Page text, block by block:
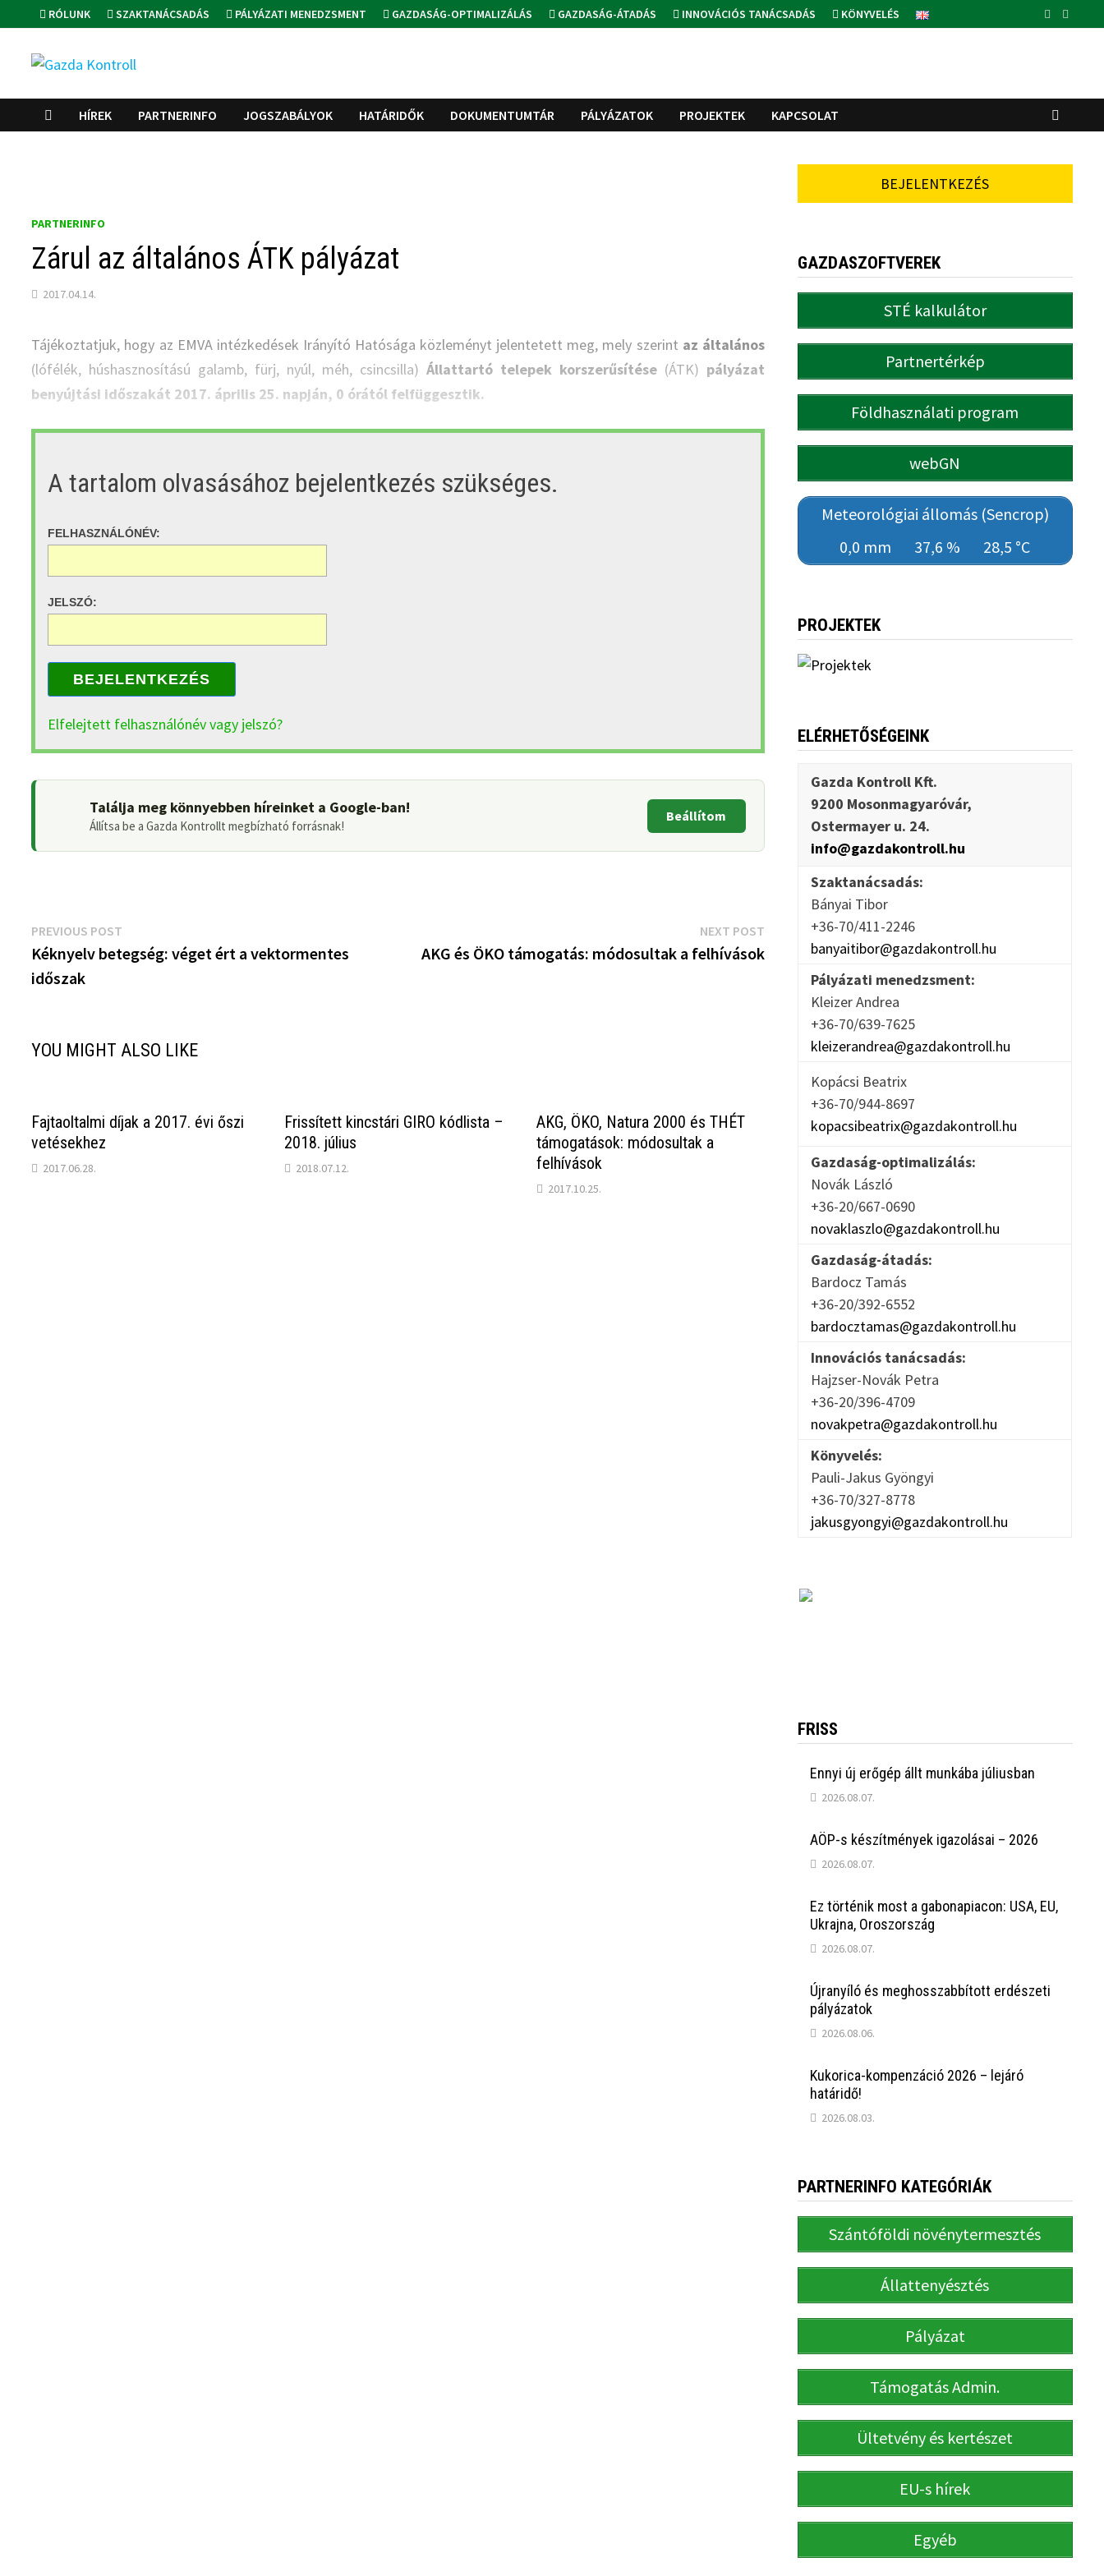
to
content
RÓLUNK SZAKTANÁCSADÁS PÁLYÁZATI MENEDZSMENT GAZDASÁG-OPTIMALIZÁLÁS GAZDASÁG-ÁTADÁS INNOVÁCIÓS TANÁCSADÁS KÖNYVELÉS
HÍREK PARTNERINFO JOGSZABÁLYOK HATÁRIDŐK DOKUMENTUMTÁR PÁLYÁZATOK PROJEKTEK KAPCSOLAT
PARTNERINFO
Zárul az általános ÁTK pályázat
2017.04.14.
Tájékoztatjuk, hogy az EMVA intézkedések Irányító Hatósága közleményt jelentetett meg, mely szerint az általános
(lófélék, húshasznosítású galamb, fürj, nyúl, méh, csincsilla) Állattartó telepek korszerűsítése(ÁTK) pályázat
benyújtási időszakát 2017. április 25. napján, 0 órától felfüggesztik.
A tartalom olvasásához bejelentkezés szükséges.
FELHASZNÁLÓNÉV:
JELSZÓ:
BEJELENTKEZÉS
Elfelejtett felhasználónév vagy jelszó?
Találja meg könnyebben híreinket a Google-ban!
Állítsa be a Gazda Kontrollt megbízható forrásnak!
Beállítom
Bejegyzés
navigáció
PREVIOUS POST
post:
Kéknyelv betegség: véget ért a vektormentes
időszak
NEXT POSTNext
post:
AKG és ÖKO támogatás: módosultak a felhívások
YOU MIGHT ALSO LIKE
Fajtaoltalmi díjak a 2017. évi őszi
vetésekhez
2017.06.28.
Frissített kincstári GIRO kódlista –
2018. július
2018.07.12.
AKG, ÖKO, Natura 2000 és THÉT
támogatások: módosultak a
felhívások
2017.10.25.
BEJELENTKEZÉS
GAZDASZOFTVEREK
STÉ kalkulátor
Partnertérkép
Földhasználati program
webGN
Meteorológiai állomás (Sencrop)
0,0 mm
37,6 % 28,5 °C
PROJEKTEK
ELÉRHETŐSÉGEINK
Gazda Kontroll Kft.
9200 Mosonmagyaróvár,
Ostermayer u. 24.
info@gazdakontroll.hu
Szaktanácsadás:
Bányai Tibor
+36-70/411-2246
banyaitibor@gazdakontroll.hu
Pályázati menedzsment:
Kleizer Andrea
+36-70/639-7625
kleizerandrea@gazdakontroll.hu
Kopácsi Beatrix
+36-70/944-8697
kopacsibeatrix@gazdakontroll.hu
Gazdaság-optimalizálás:
Novák László
+36-20/667-0690
novaklaszlo@gazdakontroll.hu
Gazdaság-átadás:
Bardocz Tamás
+36-20/392-6552
bardocztamas@gazdakontroll.hu
Innovációs tanácsadás:
Hajzser-Novák Petra
+36-20/396-4709
novakpetra@gazdakontroll.hu
Könyvelés:
Pauli-Jakus Gyöngyi
+36-70/327-8778
jakusgyongyi@gazdakontroll.hu
FRISS
Ennyi új erőgép állt munkába júliusban
2026.08.07.
AÖP-s készítmények igazolásai – 2026
2026.08.07.
Ez történik most a gabonapiacon: USA, EU,
Ukrajna, Oroszország
2026.08.07.
Újranyíló és meghosszabbított erdészeti
pályázatok
2026.08.06.
Kukorica-kompenzáció 2026 – lejáró
határidő!
2026.08.03.
PARTNERINFO KATEGÓRIÁK
Szántóföldi növénytermesztés
Állattenyésztés
Pályázat
Támogatás Admin.
Ültetvény és kertészet
EU-s hírek
Egyéb